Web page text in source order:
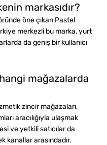
markasıdır?
öne çıkan Pastel
merkezli bu marka, yurt
da geniş bir kullanıcı
mağazalarda
zincir mağazaları,
aracılığıyla ulaşmak
ve yetkili satıcılar da
kanallar arasındadır.